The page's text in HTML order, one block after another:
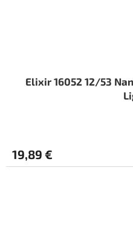
Elixir 16052 12/53
19,89 €